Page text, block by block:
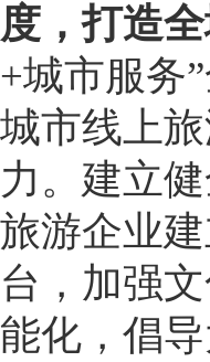
度，打造
+城市服务
城市线上
力。建立
旅游企业
台，加强
能化，倡